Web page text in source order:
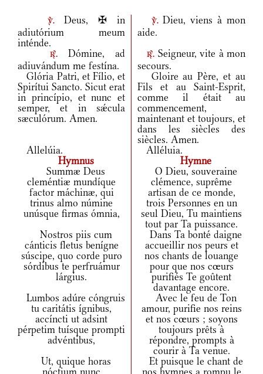
v.Deus, ✠ in
adiutórium meum
inténde.
v.Dieu, viens à mon
aide.
r.Dómine, ad
adiuvándum me festína.
r. Seigneur, vite à mon
secours.
Glória Patri, et Fílio, et
Spirítui Sancto. Sicut erat
in princípio, et nunc et
semper, et in sǽcula
sæculórum. Amen.
Gloire au Père, et au
Fils et au Saint-Esprit,
comme il était au
commencement,
maintenant et toujours, et
dans les siècles des
siècles. Amen.
Allelúia.
Alléluia.
Hymnus
Hymne
Summæ Deus
cleméntiæ mundíque
factor máchinæ, qui
trinus almo númine
unúsque firmas ómnia,
O Dieu, souveraine
clémence, suprême
artisan de ce monde,
trois Personnes en un
seul Dieu, Tu maintiens
tout par Ta puissance.
Nostros piis cum
cánticis fletus benígne
súscipe, quo corde puro
sórdibus te perfruámur
lárgius.
Dans Ta bonté daigne
accueillir nos peurs et
nos chants de louange
pour que nos cœurs
purifiés Te goûtent
davantage encore.
Lumbos adúre cóngruis
tu caritátis ígnibus,
accíncti ut adsint
pérpetim tuísque prompti
advéntibus,
Avec le feu de Ton
amour, purifie nos reins
et nos cœurs ; soyons
toujours prêts à
répondre, prompts à
courir à Ta venue.
Ut, quique horas
Et puisque le chant de